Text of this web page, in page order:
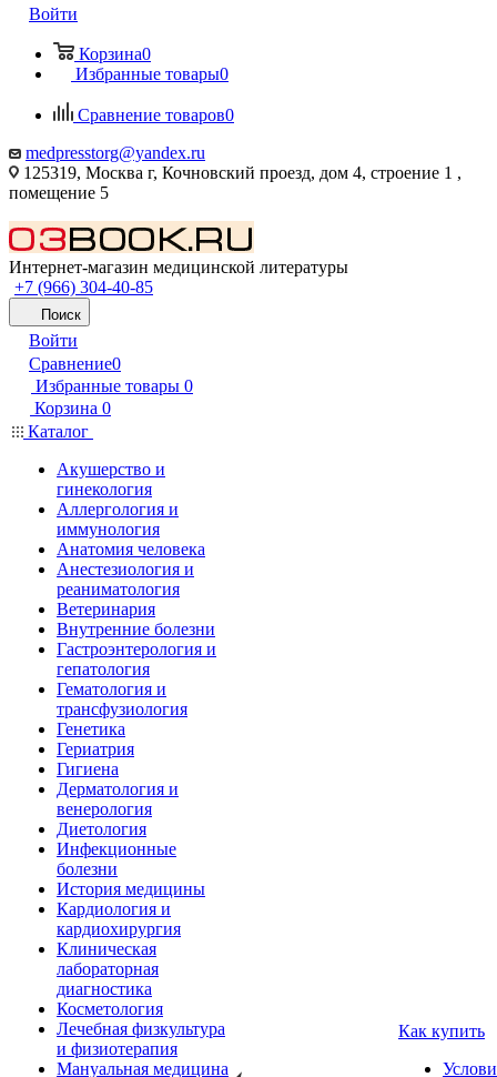
Войти
Корзина0
Избранные товары0
Сравнение товаров0
medpresstorg@yandex.ru
125319, Москва г, Кочновский проезд, дом 4, строение 1 ,
помещение 5
Интернет-магазин медицинской литературы
+7 (966) 304-40-85
Поиск
Войти
Сравнение0
Избранные товары 0
Корзина 0
Каталог
Акушерство и
гинекология
Аллергология и
иммунология
Анатомия человека
Анестезиология и
реаниматология
Ветеринария
Внутренние болезни
Гастроэнтерология и
гепатология
Гематология и
трансфузиология
Генетика
Гериатрия
Гигиена
Дерматология и
венерология
Диетология
Инфекционные
болезни
История медицины
Кардиология и
кардиохирургия
Клиническая
лабораторная
диагностика
Косметология
Лечебная физкультура
и физиотерапия
Мануальная медицина
Как купить